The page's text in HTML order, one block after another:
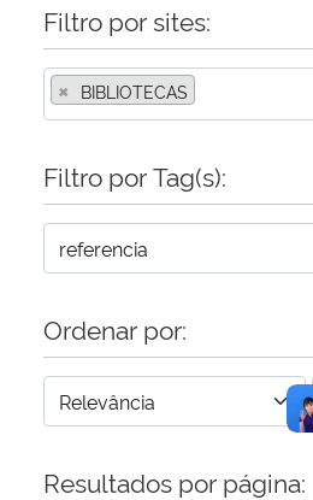
Secretaria-Geral
Secretaria de Governo
Gabinete de Segurança Institucional
Banco Central do Brasil
Filtro por sites:
× BIBLIOTECAS
Filtro por Tag(s):
Ordenar por:
Resultados por página: